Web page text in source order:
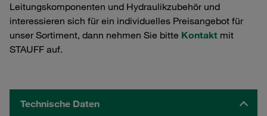
Leitungskomponenten und Hydraulikzubehör und
interessieren sich für ein individuelles Preisangebot für
unser Sortiment, dann nehmen Sie bitte Kontakt mit
STAUFF auf.
Technische Daten